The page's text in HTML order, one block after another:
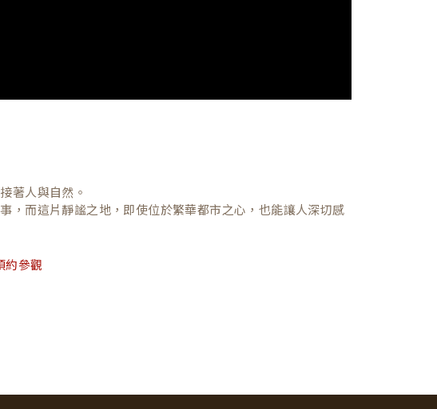
著人與自然。
，而這片靜謐之地，即使位於繁華都市之心，也能讓人深切感
約參觀